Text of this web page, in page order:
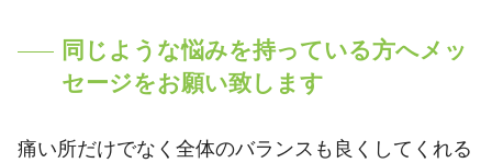
同じような悩みを持っている方へメッ
セージをお願い致します
痛い所だけでなく全体のバランスも良くしてくれる